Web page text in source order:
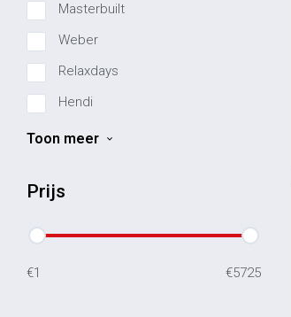
Masterbuilt
Weber
Relaxdays
Hendi
Escali
Baas Boards
Toon meer
Prijs
€1 €5725